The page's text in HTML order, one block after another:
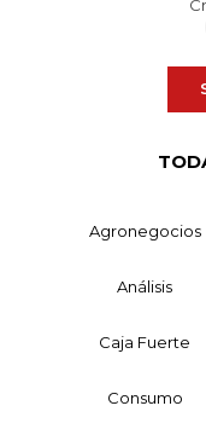
Agronegocios
Análisis
Caja Fuerte
Consumo